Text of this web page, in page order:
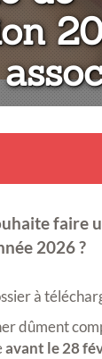
faire
2026 ?
à
dûment
avant le 28